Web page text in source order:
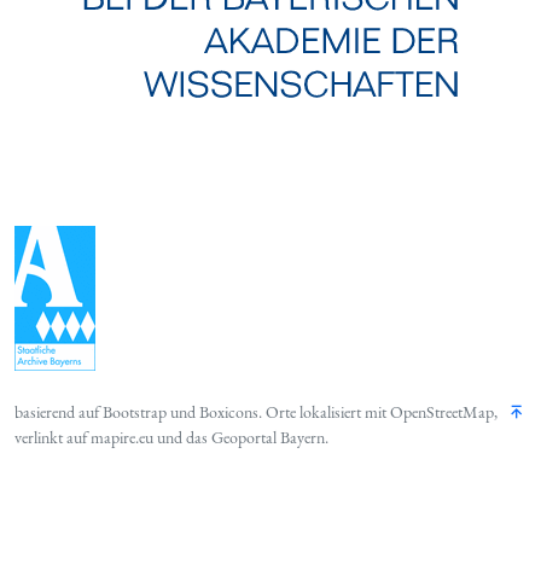
basierend aufBootstrapundBoxicons. Orte lokalisiert mitOpenStreetMap,
verlinkt aufmapire.euund das Geoportal Bayern.